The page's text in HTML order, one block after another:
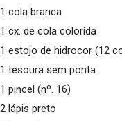
1 cola branca
1 cx. de cola colorida
1 estojo de hidrocor (12
1 tesoura sem ponta
1 pincel (nº. 16)
2 lápis preto